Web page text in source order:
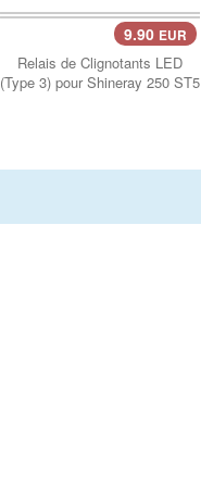
9.90 EUR
Relais de Clignotants LED
(Type 3) pour Shineray 250 ST5